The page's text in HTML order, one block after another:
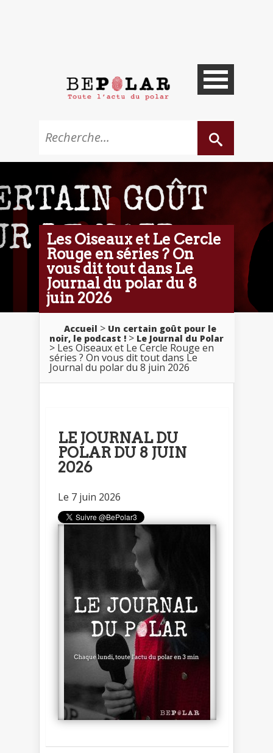
Les Oiseaux et Le Cercle
Rouge en séries ? On
vous dit tout dans Le
Journal du polar du 8
juin 2026
Accueil > Un certain goût pour le
noir, le podcast ! > Le Journal du Polar
> Les Oiseaux et Le Cercle Rouge en
séries ? On vous dit tout dans Le
Journal du polar du 8 juin 2026
LE JOURNAL DU
POLAR DU 8 JUIN
2026
Le 7 juin 2026